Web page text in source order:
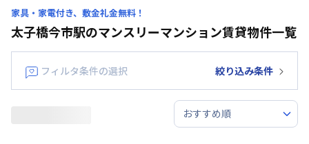
家具・家電付き、敷金礼金無料！
太子橋今市駅のマンスリーマンション賃貸物件一覧
フィルタ条件の選択 絞り込み条件